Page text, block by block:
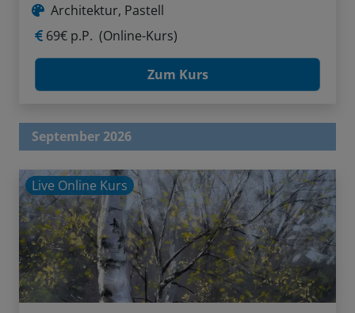
Architektur, Pastell
69€ p.P. (Online-Kurs)
Zum Kurs
September 2026
Live Online Kurs